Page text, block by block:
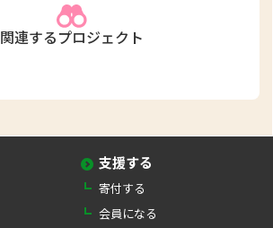
関連するプロジェクト
支援する
寄付する
会員になる